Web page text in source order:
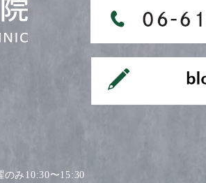
のみ10:30〜15:30